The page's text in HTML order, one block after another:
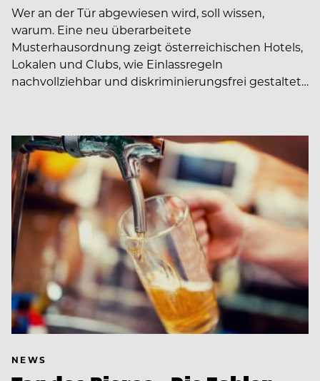
Wer an der Tür abgewiesen wird, soll wissen,
warum. Eine neu überarbeitete
Musterhausordnung zeigt österreichischen Hotels,
Lokalen und Clubs, wie Einlassregeln
nachvollziehbar und diskriminierungsfrei gestaltet…
NEWS